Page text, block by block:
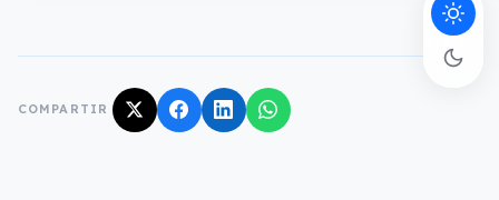
COMPARTIR